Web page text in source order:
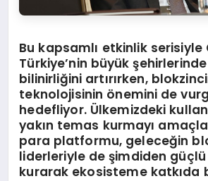
Bu kapsamlı etkinlik serisiyle
Türkiye’nin büyük
bilinirliğini artırırken,
teknolojisinin önemini de
hedefliyor. Ülkemizdeki
yakın temas kurmayı
para platformu, geleceğin
liderleriyle de şimdiden
kurarak ekosisteme katkıda